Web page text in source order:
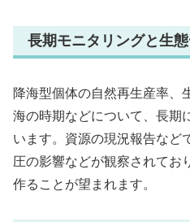
長期モニタリングと生
降海型個体の自然再生産率、
海の時期などについて、長期
います。資源の現況報告など
圧の影響などが観察されてお
作ることが望まれます。